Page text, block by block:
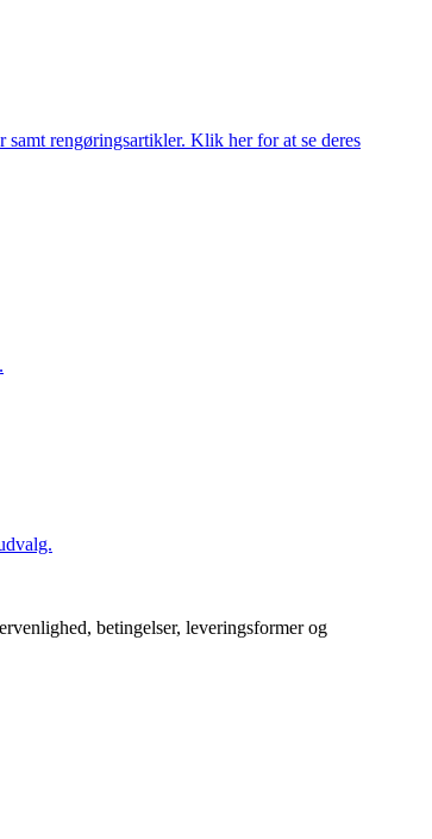
rengøringsartikler. Klik her for at se deres
betingelser, leveringsformer og